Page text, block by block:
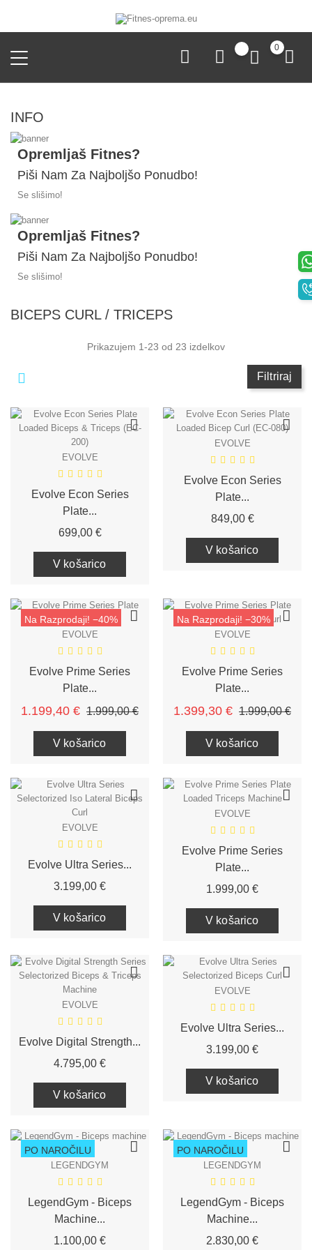
0
INFO
Opremljaš Fitnes?
Piši Nam Za Najboljšo Ponudbo!
Se slišimo!
Opremljaš Fitnes?
Piši Nam Za Najboljšo Ponudbo!
Se slišimo!
BICEPS CURL / TRICEPS
Filtriraj
Prikazujem 1-23 od 23 izdelkov
EVOLVE
Evolve Econ Series
Plate...
699,00 €Cena
V košarico
EVOLVE
Evolve Econ Series
Plate...
849,00 €Cena
V košarico
Na Razprodaji! −40%
EVOLVE
Evolve Prime Series
Plate...
1.199,40 € Redna cena
1.999,00 €Cena
V košarico
Na Razprodaji! −30%
EVOLVE
Evolve Prime Series
Plate...
1.399,30 € Redna cena
1.999,00 €
V košarico
EVOLVE
Evolve Ultra Series...
3.199,00 €Cena
V košarico
EVOLVE
Evolve Prime Series
Plate...
1.999,00 €Cena
V košarico
EVOLVE
Evolve Digital Strength...
4.795,00 €Cena
V košarico
EVOLVE
Evolve Ultra Series...
3.199,00 €Cena
V košarico
PO NAROČILU
LEGENDGYM
LegendGym - Biceps
Machine...
1.100,00 €Cena
PO NAROČILU
LEGENDGYM
LegendGym - Biceps
Machine...
2.830,00 €Cena